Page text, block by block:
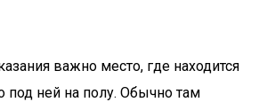
важно место, где находится
под ней на полу. Обычно там